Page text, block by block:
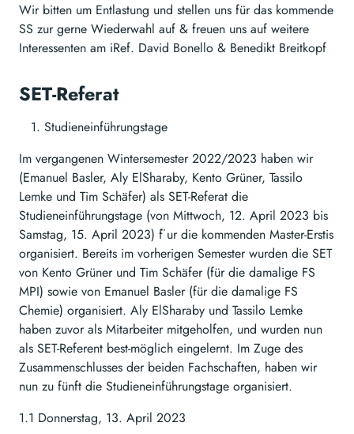
Wir bitten um Entlastung und stellen uns für das kommende
SS zur gerne Wiederwahl auf & freuen uns auf weitere
Interessenten am iRef. David Bonello & Benedikt Breitkopf
SET-Referat
Studieneinführungstage
Im vergangenen Wintersemester 2022/2023 haben wir
(Emanuel Basler, Aly ElSharaby, Kento Grüner, Tassilo
Lemke und Tim Schäfer) als SET-Referat die
Studieneinführungstage (von Mittwoch, 12. April 2023 bis
Samstag, 15. April 2023) f ̈ur die kommenden Master-Erstis
organisiert. Bereits im vorherigen Semester wurden die SET
von Kento Grüner und Tim Schäfer (für die damalige FS
MPI) sowie von Emanuel Basler (für die damalige FS
Chemie) organisiert. Aly ElSharaby und Tassilo Lemke
haben zuvor als Mitarbeiter mitgeholfen, und wurden nun
als SET-Referent best-möglich eingelernt. Im Zuge des
Zusammenschlusses der beiden Fachschaften, haben wir
nun zu fünft die Studieneinführungstage organisiert.
1.1 Donnerstag, 13. April 2023